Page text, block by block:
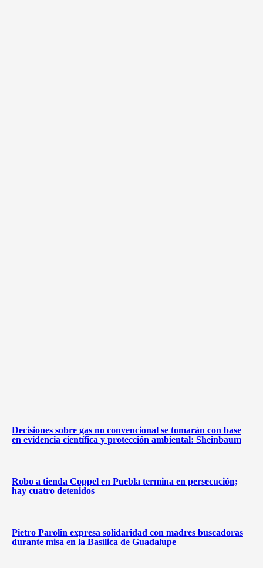
Decisiones sobre gas no convencional se tomarán con base
en evidencia científica y protección ambiental: Sheinbaum
Robo a tienda Coppel en Puebla termina en persecución;
hay cuatro detenidos
Pietro Parolin expresa solidaridad con madres buscadoras
durante misa en la Basílica de Guadalupe